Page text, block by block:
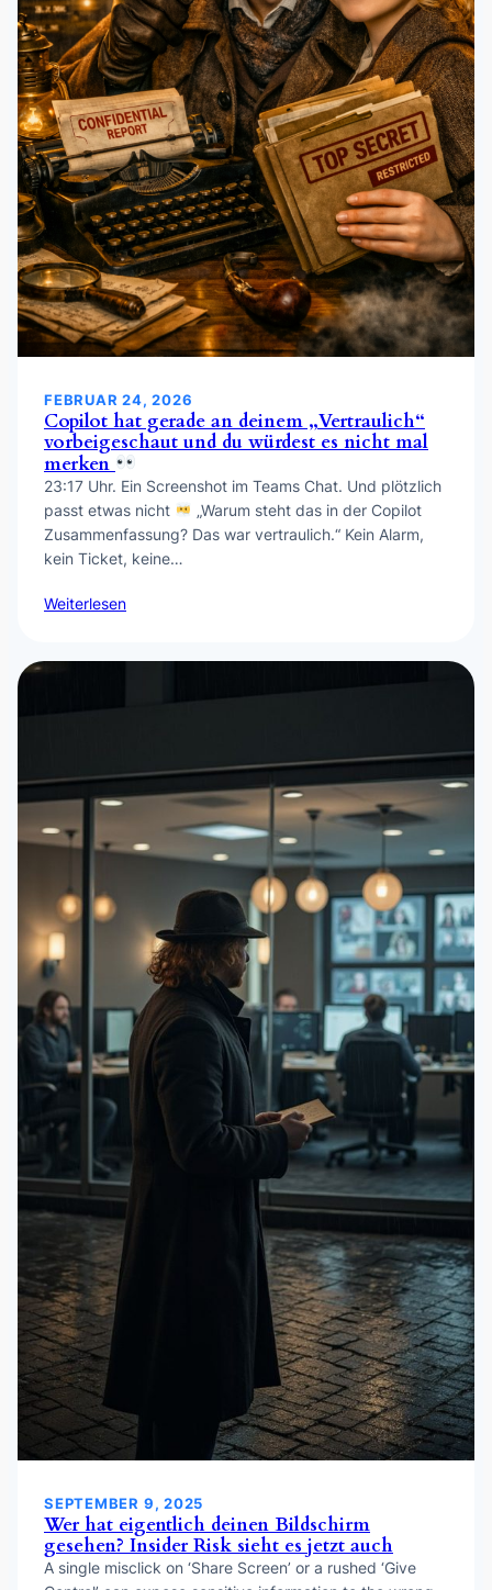
FEBRUAR 24, 2026
Copilot hat gerade an deinem „Vertraulich“
vorbeigeschaut und du würdest es nicht mal
merken
23:17 Uhr. Ein Screenshot im Teams Chat. Und plötzlich
passt etwas nicht
„Warum steht das in der Copilot
Zusammenfassung? Das war vertraulich.“ Kein Alarm,
kein Ticket, keine…
Weiterlesen
SEPTEMBER 9, 2025
Wer hat eigentlich deinen Bildschirm
gesehen? Insider Risk sieht es jetzt auch
A single misclick on ‘Share Screen’ or a rushed ‘Give